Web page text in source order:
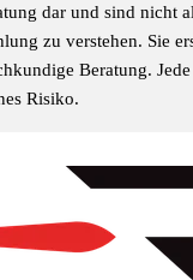
dar und sind nicht
zu verstehen. Sie
Beratung.
Risiko.